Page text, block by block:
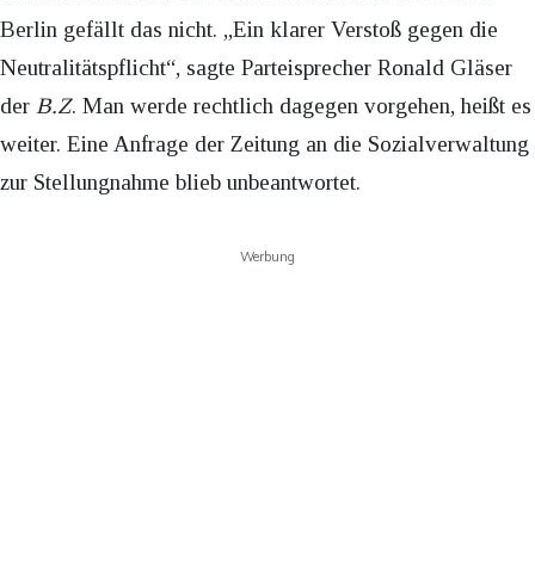
Berlin gefällt das nicht. „Ein klarer Verstoß gegen die
Neutralitätspflicht“, sagte Parteisprecher Ronald Gläser
der B.Z. Man werde rechtlich dagegen vorgehen, heißt es
weiter. Eine Anfrage der Zeitung an die Sozialverwaltung
zur Stellungnahme blieb unbeantwortet.
Werbung